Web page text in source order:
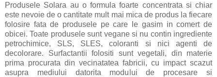
Produsele Solara au o formula foarte concentrata si chiar
este nevoie de o cantitate mult mai mica de produs la fiecare
folosire fata de produsele pe care le gasim in comert de
obicei. Toate produsele sunt vegane si nu contin ingrediente
petrochimice, SLS, SLES, coloranti si nici agenti de
decolorare. Surfactantii folositi sunt vegetali, din materie
prima procurata din vecinatatea fabricii, cu impact scazut
asupra mediului datorita modului de procesare si